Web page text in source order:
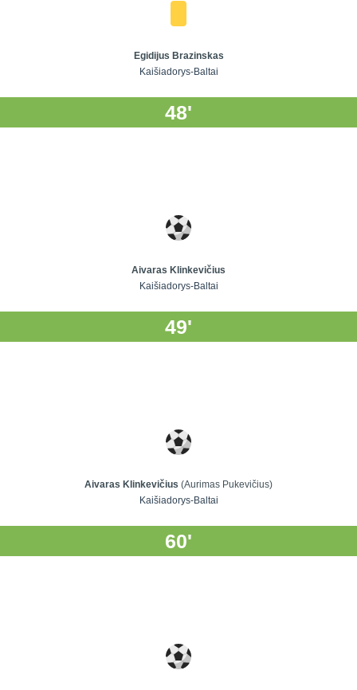
Egidijus Brazinskas
Kaišiadorys-Baltai
48'
Aivaras Klinkevičius
Kaišiadorys-Baltai
49'
Aivaras Klinkevičius (Aurimas Pukevičius)
Kaišiadorys-Baltai
60'